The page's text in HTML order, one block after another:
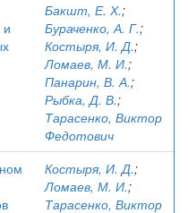
Бакшт, Е. Х.;
Бураченко, А. Г.;
Костыря, И. Д.;
Ломаев, М. И.;
Панарин, В. А.;
Рыбка, Д. В.;
Тарасенко, Виктор
Федотович
Костыря, И. Д.;
Ломаев, М. И.;
Тарасенко, Виктор